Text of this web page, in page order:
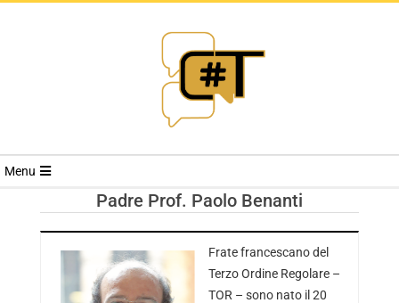
RIVISTA
TRENDS
Menu
Padre Prof. Paolo Benanti
Frate francescano del
Terzo Ordine Regolare –
TOR – sono nato il 20